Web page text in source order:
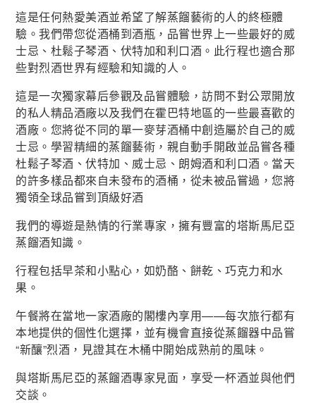
這是任何熱愛美酒並希望了解蒸餾藝術的人的終極體
驗。我們帶您從酒桶到酒瓶，品嘗世界上一些最好的威
士忌、杜鬆子琴酒、伏特加和利口酒。此行程也適合那
些對烈酒世界有經驗和知識的人。
這是一次獨家幕后參觀及品嘗體驗，訪問不對公眾開放
的私人精品酒廠以及我們在霍巴特地區的一些最喜歡的
酒廠。您將從不同的單一麥芽酒桶中創造屬於自己的威
士忌。學習精細的蒸餾藝術，親自動手開啟並品嘗各種
杜鬆子琴酒、伏特加、威士忌、朗姆酒和利口酒。當天
的許多樣品都來自未發布的酒桶，從未被品嘗過，您將
獨領全球品嘗到頂級好酒
我們的導遊是熱情的行業專家，擁有豐富的塔斯馬尼亞
蒸餾酒知識。
行程包括早茶和小點心，如奶酪、餅乾、巧克力和水
果。
午餐將在當地一家酒廠的閣樓內享用——每次旅行都有
本地提供的個性化選擇，並有機會直接從蒸餾器中品嘗
“新釀”烈酒，見證其在木桶中開始成熟前的風味。
與塔斯馬尼亞的蒸餾酒專家見面，享受一杯酒並與他們
交談。